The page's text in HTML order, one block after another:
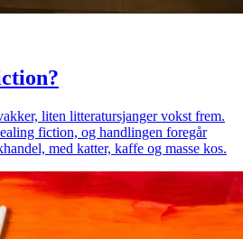
liten litteratursjanger vokst frem.
fiction, og handlingen foregår
med katter, kaffe og masse kos.